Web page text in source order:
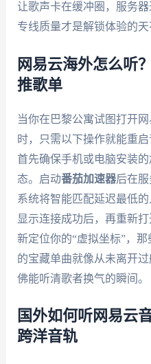
让歌声卡在缓冲圈，服务器
专线质量才是解锁体验的天
网易云海外怎么听
推歌单
当你在巴黎公寓试图打开
时，只需以下操作就能重启
首先确保手机或电脑安装
态。启动番茄加速器后在服
系统将智能匹配延迟最低
显示连接成功后，再重新
新定位你的“虚拟坐标”，
的宝藏单曲就像从未离开
佛能听清歌者换气的瞬间。
国外如何听网易云
跨洋音轨